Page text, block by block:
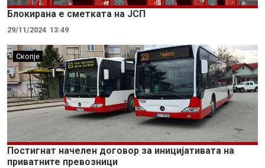
Блокирана е сметката на ЈСП
29/11/2024 13:49
Скопје
Постигнат начелен договор за иницијативата на
приватните превозници